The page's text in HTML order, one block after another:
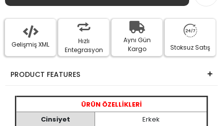
Gelişmiş XML
Hızlı
Entegrasyon
Aynı Gün
Kargo
Stoksuz Satış
PRODUCT FEATURES
ÜRÜN ÖZELLİKLERİ
Cinsiyet
Erkek